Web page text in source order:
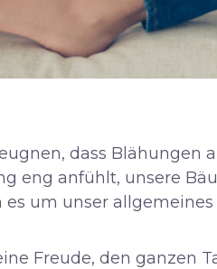
dass Blähungen
eng anfühlt, unsere
es um unser
Freude, den ganzen